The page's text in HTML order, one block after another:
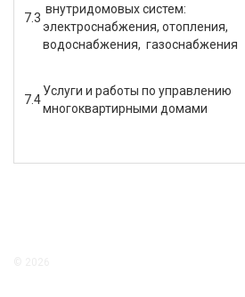
7.3
внутридомовых систем:
электроснабжения, отопления,
водоснабжения, газоснабжения
7.4
Услуги и работы по управлению
многоквартирными домами